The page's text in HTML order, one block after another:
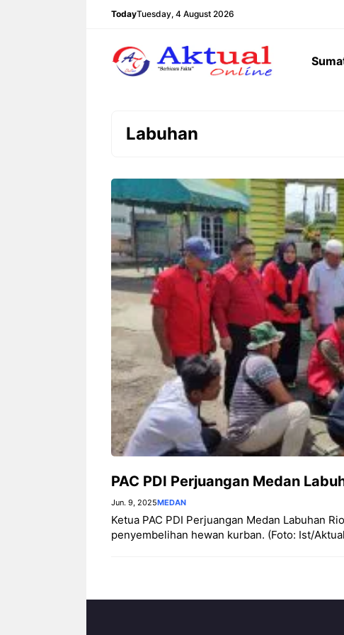
TodayTuesday, 4 August 2026
Labuhan
‎PAC PDI Perjuangan Medan
Jun. 9, 2025MEDAN
‎Ketua PAC PDI Perjuangan Medan Labuhan
penyembelihan hewan kurban. (Foto: Ist/